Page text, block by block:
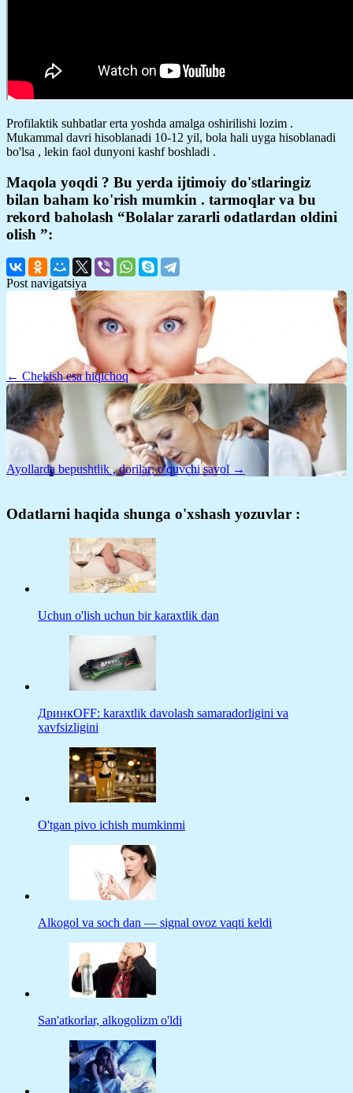
Profilaktik suhbatlar erta yoshda amalga oshirilishi lozim .
Mukammal davri hisoblanadi 10-12 yil, bola hali uyga hisoblanadi
bo'lsa , lekin faol dunyoni kashf boshladi .
Maqola yoqdi ? Bu yerda ijtimoiy do'stlaringiz
bilan baham ko'rish mumkin . tarmoqlar va bu
rekord baholash “Bolalar zararli odatlardan oldini
olish ”:
Post navigatsiya
← Chekish esa hiqichoq
Ayollarda bepushtlik , dorilar: o'quvchi savol →
Odatlarni haqida shunga o'xshash yozuvlar :
Uchun o'lish uchun bir karaxtlik dan
ДринкOFF: karaxtlik davolash samaradorligini va
xavfsizligini
O'tgan pivo ichish mumkinmi
Alkogol va soch dan — signal ovoz vaqti keldi
San'atkorlar, alkogolizm o'ldi